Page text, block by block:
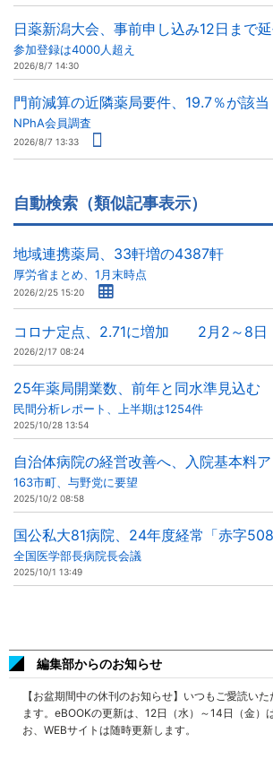
日薬新潟大会、事前申し込み12日まで
参加登録は4000人超え
2026/8/7 14:30
門前減算の近隣薬局要件、19.7％が該当
NPhA会員調査
2026/8/7 13:33
自動検索（類似記事表示）
地域連携薬局、33軒増の4387軒
厚労省まとめ、1月末時点
2026/2/25 15:20
コロナ定点、2.71に増加 2月2～8日
2026/2/17 08:24
25年薬局開業数、前年と同水準見込む
民間分析レポート、上半期は1254件
2025/10/28 13:54
自治体病院の経営改善へ、入院基本料
163市町、与野党に要望
2025/10/2 08:58
国公私大81病院、24年度経常「赤字508
全国医学部長病院長会議
2025/10/1 13:49
編集部からのお知らせ
【お盆期間中の休刊のお知らせ】いつもご愛読い
ます。eBOOKの更新は、12日（水）～14日（金）
お、WEBサイトは随時更新します。